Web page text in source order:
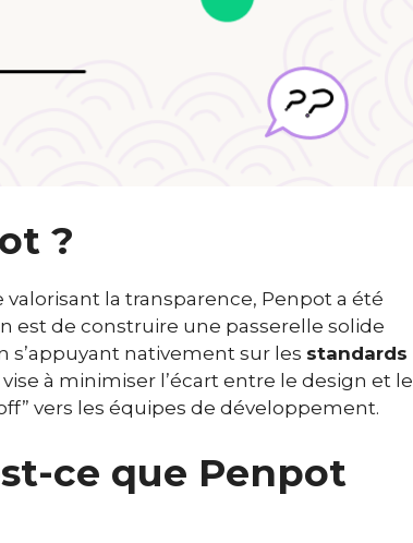
?
la transparence, Penpot a été
est de construire une passerelle solide
s’appuyant nativement sur les standards
vise à minimiser l’écart entre le design et le
vers les équipes de développement.
ce que Penpot